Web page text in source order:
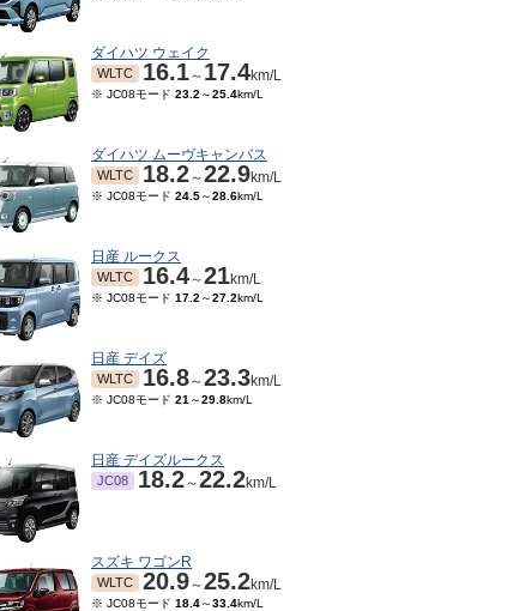
ダイハツ ウェイク
WLTC 16.1～ 17.4km/L
※ JC08モード 23.2 ～25.4km/L
ダイハツ ムーヴキャンバス
WLTC 18.2～22.9km/L
※ JC08モード 24.5～28.6km/L
日産 ルークス
WLTC 16.4～21km/L
※ JC08モード 17.2 ～27.2km/L
日産 デイズ
WLTC 16.8～23.3km/L
※ JC08モード 21 ～29.8km/L
日産 デイズルークス
JC08 18.2～22.2km/L
スズキ ワゴンR
WLTC 20.9～25.2km/L
※ JC08モード 18.4～33.4km/L